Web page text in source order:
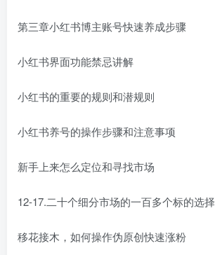
第三章小红书博主账号快速养成步骤
小红书界面功能禁忌讲解
小红书的重要的规则和潜规则
小红书养号的操作步骤和注意事项
新手上来怎么定位和寻找市场
12-17.二十个细分市场的一百多个标的选择
移花接木，如何操作伪原创快速涨粉